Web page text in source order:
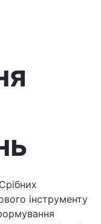
інструменту